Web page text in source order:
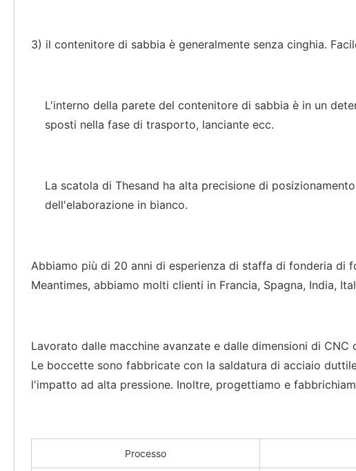
3) il contenitore di sabbia è generalmente senza cinghia.
L'interno della parete del contenitore di sabbia è in un
sposti nella fase di trasporto, lanciante ecc.
La scatola di Thesand ha alta precisione di
dell'elaborazione in bianco.
Abbiamo più di 20 anni di esperienza di staffa di fonderia di
Meantimes, abbiamo molti clienti in Francia, Spagna, India,
Lavorato dalle macchine avanzate e dalle dimensioni di
Le boccette sono fabbricate con la saldatura di acciaio
l'impatto ad alta pressione. Inoltre, progettiamo e
Processo